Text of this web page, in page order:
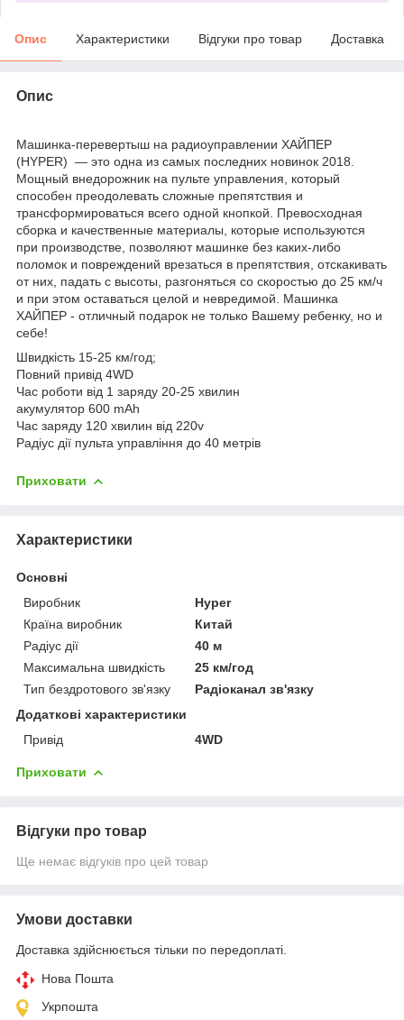
Опис Характеристики Відгуки про товар Доставка
Опис
Машинка-перевертыш на радиоуправлении ХАЙПЕР
(HYPER) — это одна из самых последних новинок 2018.
Мощный внедорожник на пульте управления, который
способен преодолевать сложные препятствия и
трансформироваться всего одной кнопкой. Превосходная
сборка и качественные материалы, которые используются
при производстве, позволяют машинке без каких-либо
поломок и повреждений врезаться в препятствия, отскакивать
от них, падать с высоты, разгоняться со скоростью до 25 км/ч
и при этом оставаться целой и невредимой. Машинка
ХАЙПЕР - отличный подарок не только Вашему ребенку, но и
себе!
Швидкість 15-25 км/год;
Повний привід 4WD
Час роботи від 1 заряду 20-25 хвилин
акумулятор 600 mAh
Час заряду 120 хвилин від 220v
Радіус дії пульта управління до 40 метрів
Приховати
Характеристики
Основні
Виробник
Hyper
Країна виробник
Китай
Радіус дії
40 м
Максимальна швидкість
25 км/год
Тип бездротового зв'язку
Радіоканал зв'язку
Додаткові характеристики
Привід
4WD
Приховати
Відгуки про товар
Ще немає відгуків про цей товар
Умови доставки
Доставка здійснюється тільки по передоплаті.
Нова Пошта
Укрпошта